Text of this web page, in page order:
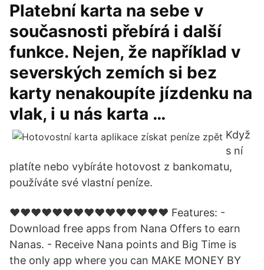
Platební karta na sebe v
současnosti přebírá i další
funkce. Nejen, že například v
severských zemích si bez
karty nenakoupíte jízdenku na
vlak, i u nás karta …
Když
s ní
platíte nebo vybíráte hotovost z bankomatu,
používáte své vlastní peníze.
♥♥♥♥♥♥♥♥♥♥♥♥♥♥♥ Features: -
Download free apps from Nana Offers to earn
Nanas. - Receive Nana points and Big Time is
the only app where you can MAKE MONEY BY